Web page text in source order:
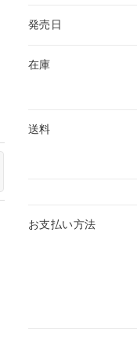
発売日
在庫
送料
お支払い方法